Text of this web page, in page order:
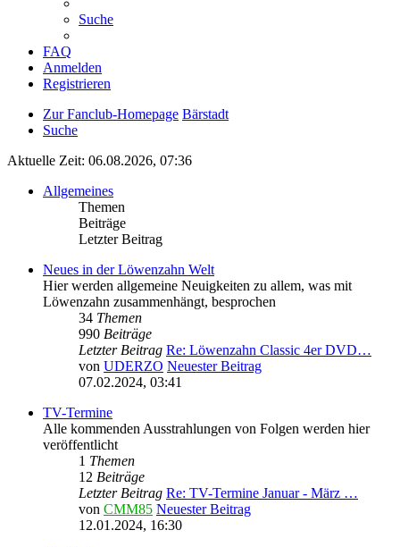
Suche
FAQ
Anmelden
Registrieren
Zur Fanclub-Homepage Bärstadt
Suche
Aktuelle Zeit: 06.08.2026, 07:36
Allgemeines
Themen
Beiträge
Letzter Beitrag
Neues in der Löwenzahn Welt
Hier werden allgemeine Neuigkeiten zu allem, was mit
Löwenzahn zusammenhängt, besprochen
34 Themen
990 Beiträge
Letzter Beitrag Re: Löwenzahn Classic 4er DVD…
von UDERZO Neuester Beitrag
07.02.2024, 03:41
TV-Termine
Alle kommenden Ausstrahlungen von Folgen werden hier
veröffentlicht
1 Themen
12 Beiträge
Letzter Beitrag Re: TV-Termine Januar - März …
von CMM85 Neuester Beitrag
12.01.2024, 16:30